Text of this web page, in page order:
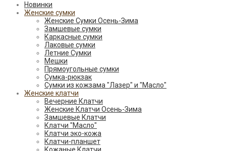
Новинки
Женские сумки
Женские Сумки Осень-Зима
Замшевые сумки
Каркасные сумки
Лаковые сумки
Летние Сумки
Мешки
Прямоугольные сумки
Сумка-рюкзак
Сумки из кожзама "Лазер" и "Масло"
Женские клатчи
Вечерние Клатчи
Женские Клатчи Осень-Зима
Замшевые Клатчи
Клатчи "Масло"
Клатчи эко-кожа
Клатчи-планшет